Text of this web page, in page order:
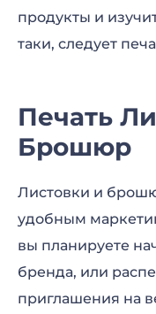
продукты и
таки, следует
Печать
Брошюр
Листовки и
удобным
вы планируете
бренда, или
приглашения на